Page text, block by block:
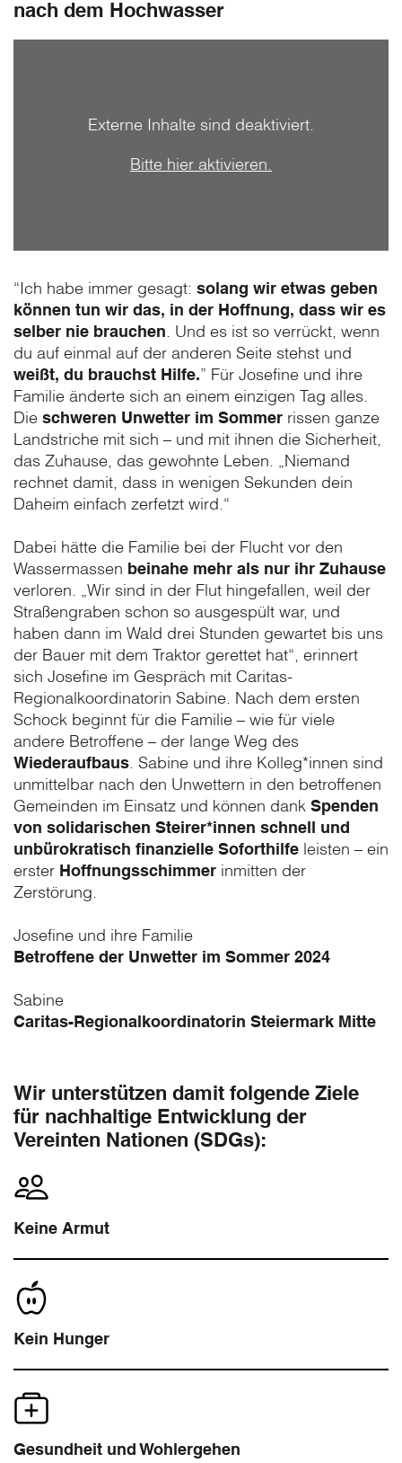
nach dem Hochwasser
Externe Inhalte sind deaktiviert.
Bitte hier aktivieren.
“Ich habe immer gesagt: solang wir etwas geben
können tun wir das, in der Hoffnung, dass wir es
selber nie brauchen. Und es ist so verrückt, wenn
du auf einmal auf der anderen Seite stehst und
weißt, du brauchst Hilfe.” Für Josefine und ihre
Familie änderte sich an einem einzigen Tag alles.
Die schweren Unwetter im Sommer rissen ganze
Landstriche mit sich – und mit ihnen die Sicherheit,
das Zuhause, das gewohnte Leben. „Niemand
rechnet damit, dass in wenigen Sekunden dein
Daheim einfach zerfetzt wird.“
Dabei hätte die Familie bei der Flucht vor den
Wassermassen beinahe mehr als nur ihr Zuhause
verloren. „Wir sind in der Flut hingefallen, weil der
Straßengraben schon so ausgespült war, und
haben dann im Wald drei Stunden gewartet bis uns
der Bauer mit dem Traktor gerettet hat“, erinnert
sich Josefine im Gespräch mit Caritas-
Regionalkoordinatorin Sabine. Nach dem ersten
Schock beginnt für die Familie – wie für viele
andere Betroffene – der lange Weg des
Wiederaufbaus. Sabine und ihre Kolleg*innen sind
unmittelbar nach den Unwettern in den betroffenen
Gemeinden im Einsatz und können dank Spenden
von solidarischen Steirer*innen schnell und
unbürokratisch finanzielle Soforthilfe leisten – ein
erster Hoffnungsschimmer inmitten der
Zerstörung.
Josefine und ihre Familie
Betroffene der Unwetter im Sommer 2024
Sabine
Caritas-Regionalkoordinatorin Steiermark Mitte
Wir unterstützen damit folgende Ziele
für nachhaltige Entwicklung der
Vereinten Nationen (SDGs):
Keine Armut
Kein Hunger
Gesundheit und Wohlergehen